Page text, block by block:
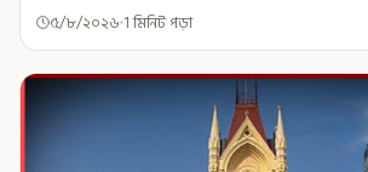
৫/৮/২০২৬ 1 মিনিট পড়া